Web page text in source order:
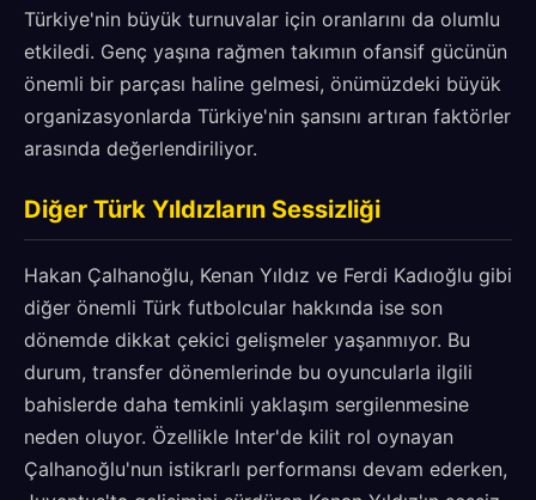
Türkiye'nin büyük turnuvalar için oranlarını da olumlu
etkiledi. Genç yaşına rağmen takımın ofansif gücünün
önemli bir parçası haline gelmesi, önümüzdeki büyük
organizasyonlarda Türkiye'nin şansını artıran faktörler
arasında değerlendiriliyor.
Diğer Türk Yıldızların Sessizliği
Hakan Çalhanoğlu, Kenan Yıldız ve Ferdi Kadıoğlu gibi
diğer önemli Türk futbolcular hakkında ise son
dönemde dikkat çekici gelişmeler yaşanmıyor. Bu
durum, transfer dönemlerinde bu oyuncularla ilgili
bahislerde daha temkinli yaklaşım sergilenmesine
neden oluyor. Özellikle Inter'de kilit rol oynayan
Çalhanoğlu'nun istikrarlı performansı devam ederken,